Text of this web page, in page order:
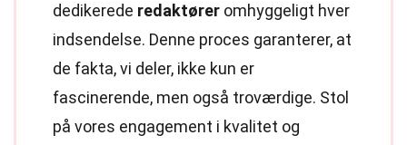
dedikerede redaktører omhyggeligt hver
indsendelse. Denne proces garanterer, at
de fakta, vi deler, ikke kun er
fascinerende, men også troværdige. Stol
på vores engagement i kvalitet og